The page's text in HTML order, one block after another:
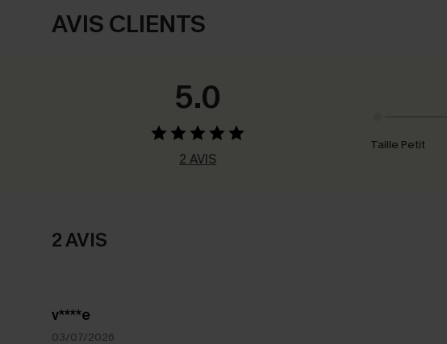
AVIS CLIENTS
5.0
2 AVIS
Taille Petit
2 AVIS
v****e
03/07/2026